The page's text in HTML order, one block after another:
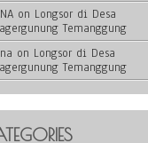
on Longsor di Desa
Temanggung
on Longsor di Desa
Temanggung